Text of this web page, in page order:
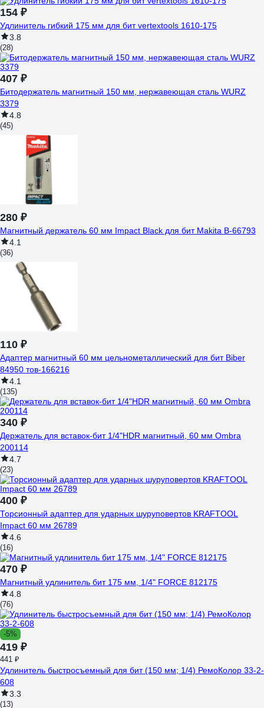
154 ₽
Удлинитель гибкий 175 мм для бит vertextools 1610-175
3.8
(28)
407 ₽
Битодержатель магнитный 150 мм, нержавеющая сталь WURZ
3379
4.8
(45)
280 ₽
Магнитный держатель 60 мм Impact Black для бит Makita B-66793
4.1
(36)
110 ₽
Адаптер магнитный 60 мм цельнометаллический для бит Biber
84950 тов-166216
4.1
(135)
340 ₽
Держатель для вставок-бит 1/4"HDR магнитный, 60 мм Ombra
200114
4.7
(23)
400 ₽
Торсионный адаптер для ударных шуруповертов KRAFTOOL
Impact 60 мм 26789
4.6
(16)
470 ₽
Магнитный удлинитель бит 175 мм, 1/4" FORCE 812175
4.8
(76)
-5%
419 ₽
441 ₽
Удлинитель быстросъемный для бит (150 мм; 1/4) РемоКолор 33-2-
608
3.3
(13)